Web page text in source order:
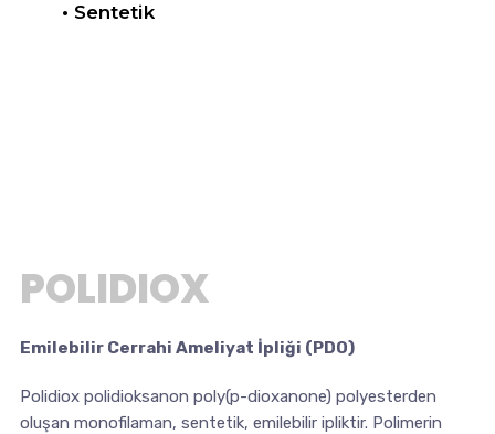
• Sentetik
POLIDIOX
Emilebilir Cerrahi Ameliyat İpliği (PDO)
Polidiox polidioksanon poly(p-dioxanone) polyesterden
oluşan monofilaman, sentetik, emilebilir ipliktir. Polimerin